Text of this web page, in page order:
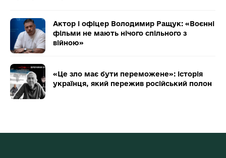
Актор і офіцер Володимир Ращук: «Воєнні
фільми не мають нічого спільного з
війною»
«Це зло має бути переможене»: історія
українця, який пережив російський полон